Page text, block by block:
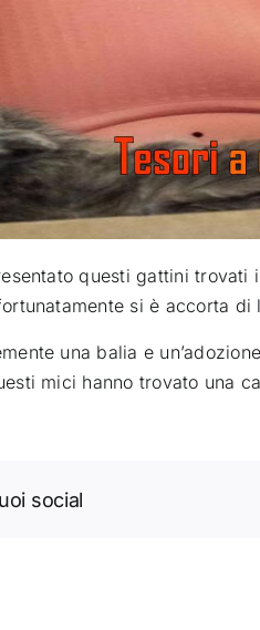
questi gattini trovati
si è accorta di
una balia e
mici hanno trovato una
social